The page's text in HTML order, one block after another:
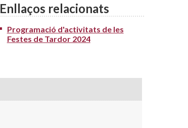
Enllaços relacionats
Programació d'activitats de les
Festes de Tardor 2024